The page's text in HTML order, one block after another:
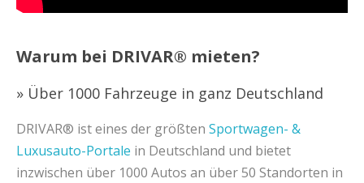
Warum bei DRIVAR® mieten?
» Über 1000 Fahrzeuge in ganz Deutschland
DRIVAR® ist eines der größten Sportwagen- &
Luxusauto-Portale in Deutschland und bietet
inzwischen über 1000 Autos an über 50 Standorten in